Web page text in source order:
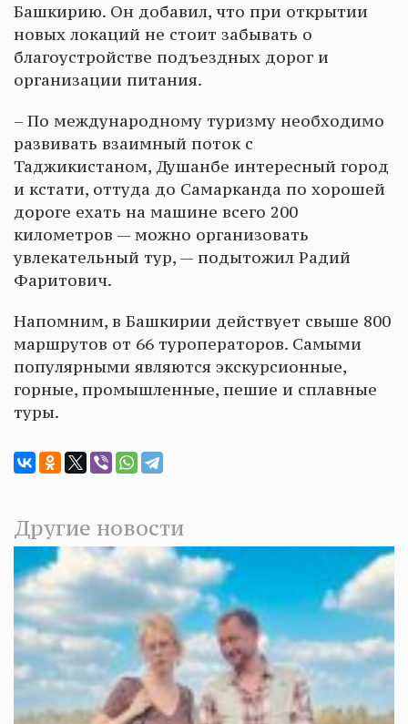
Башкирию. Он добавил, что при открытии
новых локаций не стоит забывать о
благоустройстве подъездных дорог и
организации питания.
– По международному туризму необходимо
развивать взаимный поток с
Таджикистаном, Душанбе интересный город
и кстати, оттуда до Самарканда по хорошей
дороге ехать на машине всего 200
километров — можно организовать
увлекательный тур, — подытожил Радий
Фаритович.
Напомним, в Башкирии действует свыше 800
маршрутов от 66 туроператоров. Самыми
популярными являются экскурсионные,
горные, промышленные, пешие и сплавные
туры.
Другие новости